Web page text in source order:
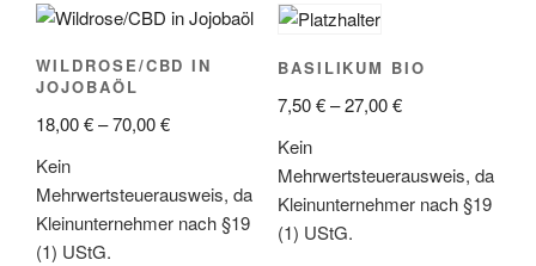
WILDROSE/CBD IN
JOJOBAÖL
18,00€–70,00€
Kein
Mehrwertsteuerausweis, da
Kleinunternehmer nach §19
(1) UStG.
BASILIKUM BIO
7,50€–27,00€
Kein
Mehrwertsteuerausweis, da
Kleinunternehmer nach §19
(1) UStG.